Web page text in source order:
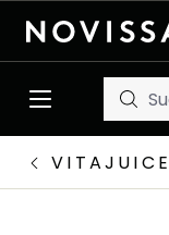
Zum Hauptinhalt